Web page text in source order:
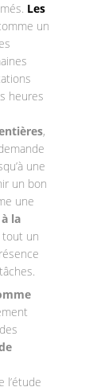
Les
un
heures
,
une
un bon
une
la
tout un
l’étude